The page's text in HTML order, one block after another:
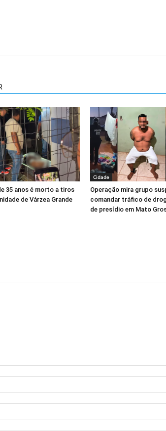
35 anos é morto a tiros
de Várzea Grande
Cidade
Operação mira grupo
comandar tráfico de
de presídio em Mato